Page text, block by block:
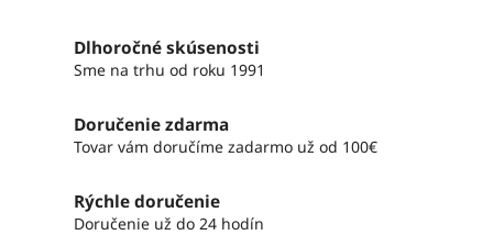
Dlhoročné skúsenosti
Sme na trhu od roku 1991
Doručenie zdarma
Tovar vám doručíme zadarmo už od 100€
Rýchle doručenie
Doručenie už do 24 hodín